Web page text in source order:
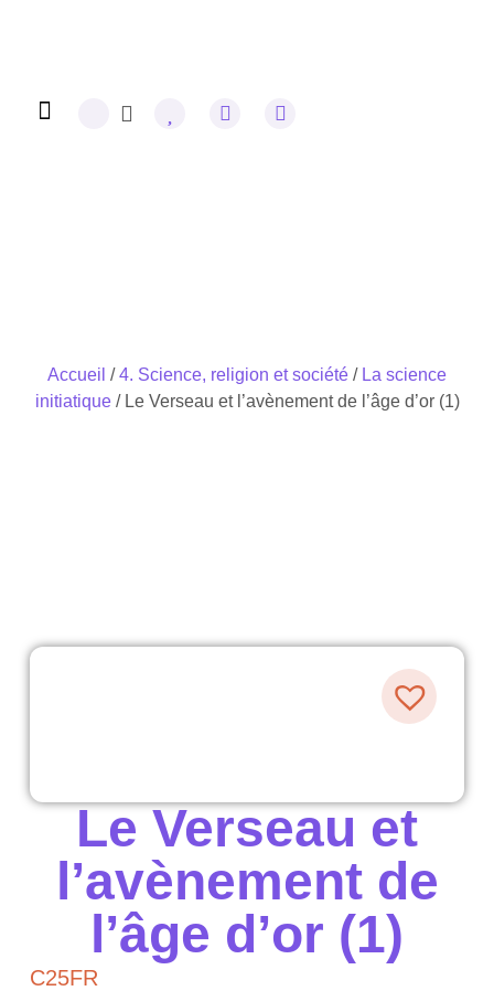
Accueil /4. Science, religion et société / La science
initiatique/ Le Verseau et l’avènement de l’âge d’or (1)
Le Verseau et
l’avènement de
l’âge d’or (1)
C25FR